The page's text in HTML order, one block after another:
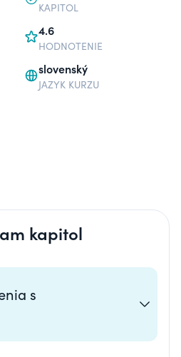
KAPITOL
4.6
HODNOTENIE
slovenský
JAZYK KURZU
kapitol
s